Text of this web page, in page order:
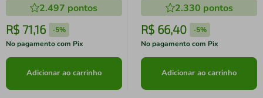
2.497 pontos
R$ 71,16 -5%
No pagamento com Pix
Adicionar ao carrinho
2.330 pontos
R$ 66,40 -5%
No pagamento com Pix
Adicionar ao carrinho